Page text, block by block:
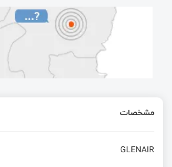
دانلود رایگان کتابخانه ای سی 555 در التیوم | فوت پرینت IC 555
معرفی پردازنده‌های ARM | قسمت اول آموزش STM32 با توابع LL
مشخصات
GLENAIR